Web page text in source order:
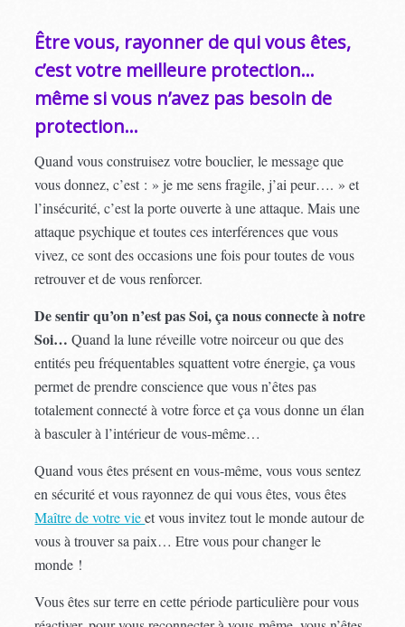
Être vous, rayonner de qui vous êtes,
c’est votre meilleure protection…
même si vous n’avez pas besoin de
protection…
Quand vous construisez votre bouclier, le message que
vous donnez, c’est : » je me sens fragile, j’ai peur…. » et
l’insécurité, c’est la porte ouverte à une attaque. Mais une
attaque psychique et toutes ces interférences que vous
vivez, ce sont des occasions une fois pour toutes de vous
retrouver et de vous renforcer.
De sentir qu’on n’est pas Soi, ça nous connecte à notre
Soi… Quand la lune réveille votre noirceur ou que des
entités peu fréquentables squattent votre énergie, ça vous
permet de prendre conscience que vous n’êtes pas
totalement connecté à votre force et ça vous donne un élan
à basculer à l’intérieur de vous-même…
Quand vous êtes présent en vous-même, vous vous sentez
en sécurité et vous rayonnez de qui vous êtes, vous êtes
Maître de votre vieet vous invitez tout le monde autour de
vous à trouver sa paix… Etre vous pour changer le
monde !
Vous êtes sur terre en cette période particulière pour vous